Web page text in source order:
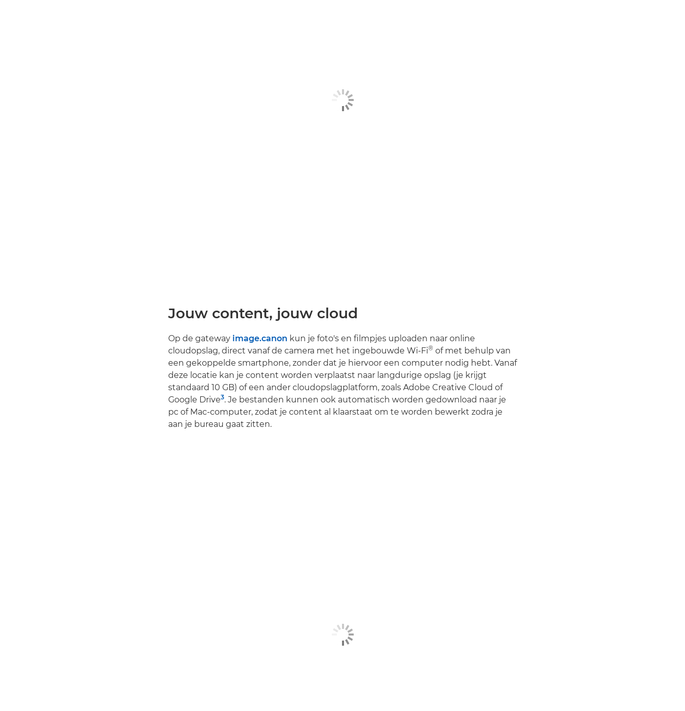
Jouw content, jouw cloud
Op de gateway image.canon kun je foto's en filmpjes uploaden naar online
cloudopslag, direct vanaf de camera met het ingebouwde Wi-Fi® of met behulp van
een gekoppelde smartphone, zonder dat je hiervoor een computer nodig hebt. Vanaf
deze locatie kan je content worden verplaatst naar langdurige opslag (je krijgt
standaard 10 GB) of een ander cloudopslagplatform, zoals Adobe Creative Cloud of
Google Drive3. Je bestanden kunnen ook automatisch worden gedownload naar je
pc of Mac-computer, zodat je content al klaarstaat om te worden bewerkt zodra je
aan je bureau gaat zitten.